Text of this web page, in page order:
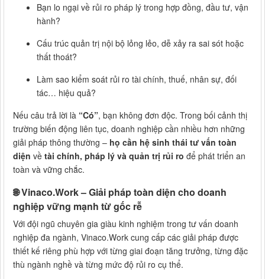
Bạn lo ngại về rủi ro pháp lý trong hợp đồng, đầu tư, vận
hành?
Cấu trúc quản trị nội bộ lỏng lẻo, dễ xảy ra sai sót hoặc
thất thoát?
Làm sao kiểm soát rủi ro tài chính, thuế, nhân sự, đối
tác… hiệu quả?
Nếu câu trả lời là “Có”, bạn không đơn độc. Trong bối cảnh thị
trường biến động liên tục, doanh nghiệp cần nhiều hơn những
giải pháp thông thường – họ cần hệ sinh thái tư vấn toàn
diện về tài chính, pháp lý và quản trị rủi ro để phát triển an
toàn và vững chắc.
🌐Vinaco.Work – Giải pháp toàn diện cho doanh
nghiệp vững mạnh từ gốc rễ
Với đội ngũ chuyên gia giàu kinh nghiệm trong tư vấn doanh
nghiệp đa ngành, Vinaco.Work cung cấp các giải pháp được
thiết kế riêng phù hợp với từng giai đoạn tăng trưởng, từng đặc
thù ngành nghề và từng mức độ rủi ro cụ thể.